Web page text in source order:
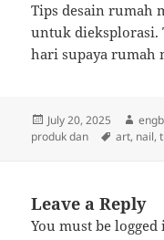
Tips desain rumah
untuk dieksplorasi.
hari supaya rumah
Posted
on
July 20, 2025
produk dan
Tags
art, nail,
Leave a Reply
You must belogged